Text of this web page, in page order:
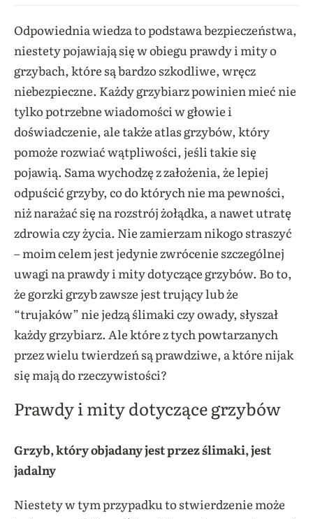
Odpowiednia wiedza to podstawa bezpieczeństwa,
niestety pojawiają się w obiegu prawdy i mity o
grzybach, które są bardzo szkodliwe, wręcz
niebezpieczne. Każdy grzybiarz powinien mieć nie
tylko potrzebne wiadomości w głowie i
doświadczenie, ale także atlas grzybów, który
pomoże rozwiać wątpliwości, jeśli takie się
pojawią. Sama wychodzę z założenia, że lepiej
odpuścić grzyby, co do których nie ma pewności,
niż narażać się na rozstrój żołądka, a nawet utratę
zdrowia czy życia. Nie zamierzam nikogo straszyć
– moim celem jest jedynie zwrócenie szczególnej
uwagi na prawdy i mity dotyczące grzybów. Bo to,
że gorzki grzyb zawsze jest trujący lub że
“trujaków” nie jedzą ślimaki czy owady, słyszał
każdy grzybiarz. Ale które z tych powtarzanych
przez wielu twierdzeń są prawdziwe, a które nijak
się mają do rzeczywistości?
Prawdy i mity dotyczące grzybów
Grzyb, który objadany jest przez ślimaki, jest
jadalny
Niestety w tym przypadku to stwierdzenie może